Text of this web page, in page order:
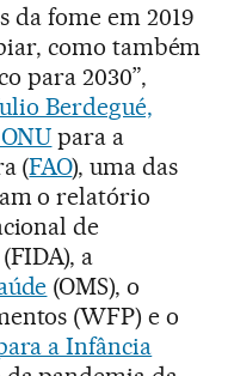
da fome em 2019
como também
para 2030”,
Berdegué,
para a
(FAO), uma das
o relatório
de
a
(OMS), o
(WFP) e o
a Infância